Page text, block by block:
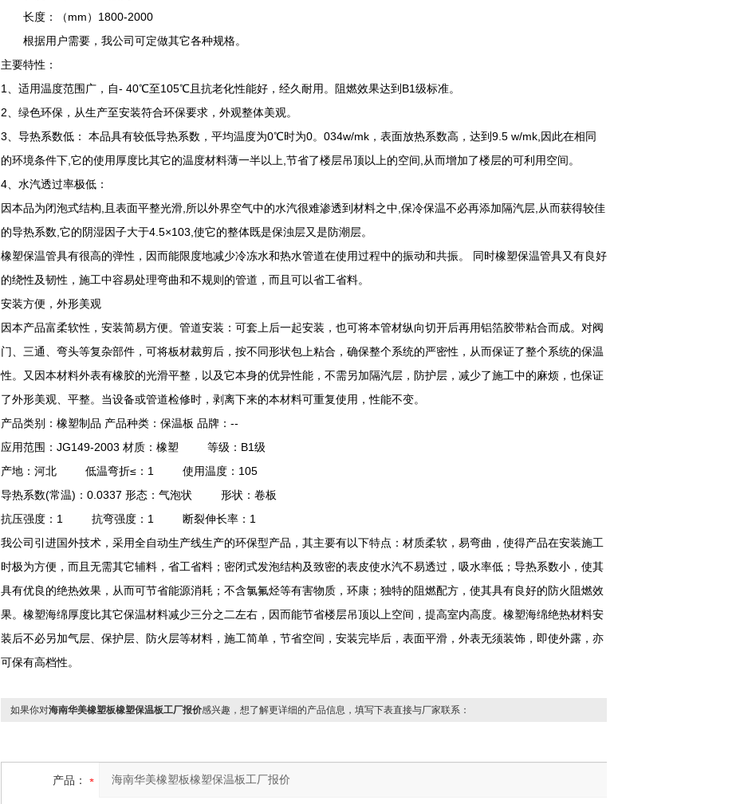
长度：（mm）1800-2000
根据用户需要，我公司可定做其它各种规格。
主要特性：
1、适用温度范围广，自- 40℃至105℃且抗老化性能好，经久耐用。阻燃效果达到B1级标准。
2、绿色环保，从生产至安装符合环保要求，外观整体美观。
3、导热系数低： 本品具有较低导热系数，平均温度为0℃时为0。034w/mk，表面放热系数高，达到9.5 w/mk,因此在相同
的环境条件下,它的使用厚度比其它的温度材料薄一半以上,节省了楼层吊顶以上的空间,从而增加了楼层的可利用空间。
4、水汽透过率极低：
因本品为闭泡式结构,且表面平整光滑,所以外界空气中的水汽很难渗透到材料之中,保冷保温不必再添加隔汽层,从而获得较佳
的导热系数,它的阴湿因子大于4.5×103,使它的整体既是保浊层又是防潮层。
橡塑保温管具有很高的弹性，因而能限度地减少冷冻水和热水管道在使用过程中的振动和共振。 同时橡塑保温管具又有良好
的绕性及韧性，施工中容易处理弯曲和不规则的管道，而且可以省工省料。
安装方便，外形美观
因本产品富柔软性，安装简易方便。管道安装：可套上后一起安装，也可将本管材纵向切开后再用铝箔胶带粘合而成。对阀
门、三通、弯头等复杂部件，可将板材裁剪后，按不同形状包上粘合，确保整个系统的严密性，从而保证了整个系统的保温
性。又因本材料外表有橡胶的光滑平整，以及它本身的优异性能，不需另加隔汽层，防护层，减少了施工中的麻烦，也保证
了外形美观、平整。当设备或管道检修时，剥离下来的本材料可重复使用，性能不变。
产品类别：橡塑制品 产品种类：保温板 品牌：--
应用范围：JG149-2003 材质：橡塑 等级：B1级
产地：河北 低温弯折≤：1 使用温度：105
导热系数(常温)：0.0337 形态：气泡状 形状：卷板
抗压强度：1 抗弯强度：1 断裂伸长率：1
我公司引进国外技术，采用全自动生产线生产的环保型产品，其主要有以下特点：材质柔软，易弯曲，使得产品在安装施工
时极为方便，而且无需其它辅料，省工省料；密闭式发泡结构及致密的表皮使水汽不易透过，吸水率低；导热系数小，使其
具有优良的绝热效果，从而可节省能源消耗；不含氯氟烃等有害物质，环康；独特的阻燃配方，使其具有良好的防火阻燃效
果。橡塑海绵厚度比其它保温材料减少三分之二左右，因而能节省楼层吊顶以上空间，提高室内高度。橡塑海绵绝热材料安
装后不必另加气层、保护层、防火层等材料，施工简单，节省空间，安装完毕后，表面平滑，外表无须装饰，即使外露，亦
可保有高档性。
如果你对海南华美橡塑板橡塑保温板工厂报价感兴趣，想了解更详细的产品信息，填写下表直接与厂家联系：
产品：